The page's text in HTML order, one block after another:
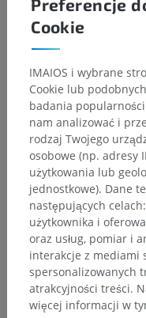
Preferencje
Cookie
IMAIOS i wybrane
Cookie lub
badania
nam analizować i
rodzaj Twojego
osobowe (np. adresy
użytkowania lub
jednostkowe). Dane
następujących
użytkownika i
oraz usług, pomiar i
interakcje z mediami
spersonalizowanych
atrakcyjności treści.
więcej informacji w